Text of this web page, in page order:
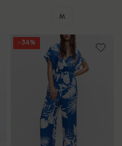
M
- 34%